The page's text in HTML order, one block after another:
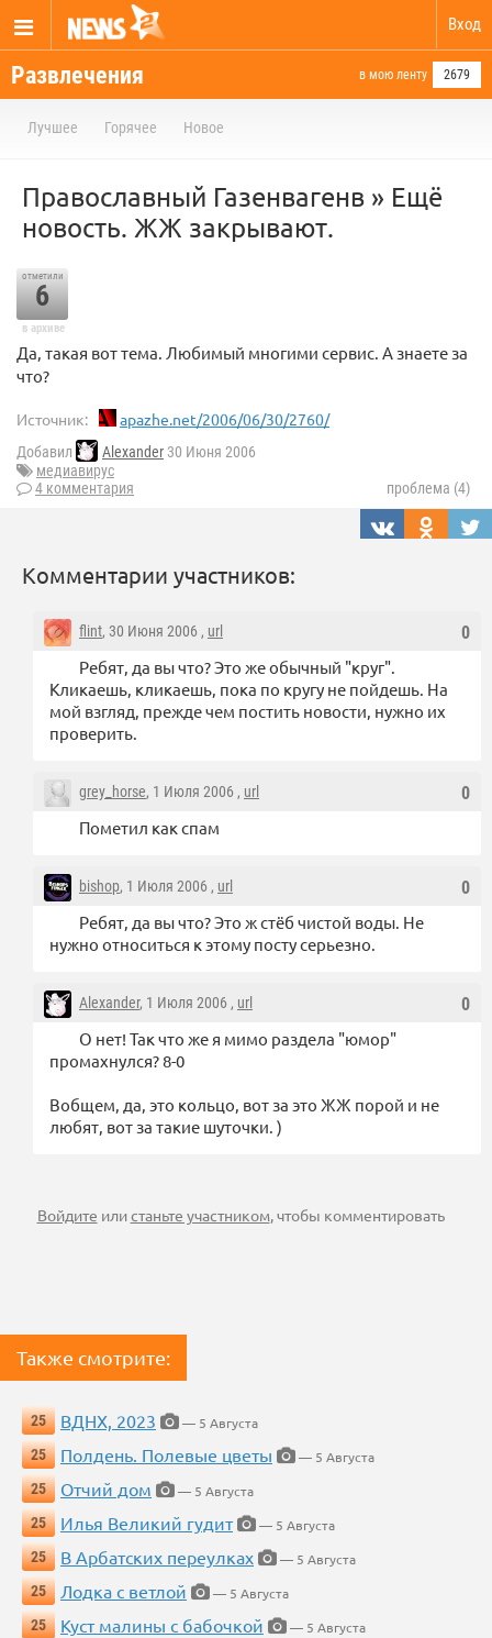
Вход
Развлечения в мою ленту 2679
Лучшее Горячее Новое
Православный Газенвагенв » Ещё
новость. ЖЖ закрывают.
отметили
6
в архиве
Да, такая вот тема. Любимый многими сервис. А знаете за
что?
Источник: apazhe.net/2006/06/30/2760/
Добавил Alexander 30 Июня 2006
медиавирус
4 комментария
проблема (4)
Комментарии участников:
0
flint, 30 Июня 2006 , url
Ребят, да вы что? Это же обычный "круг".
Кликаешь, кликаешь, пока по кругу не пойдешь. На
мой взгляд, прежде чем постить новости, нужно их
проверить.
0
grey_horse, 1 Июля 2006 , url
Пометил как спам
0
bishop, 1 Июля 2006 , url
Ребят, да вы что? Это ж стёб чистой воды. Не
нужно относиться к этому посту серьезно.
0
Alexander, 1 Июля 2006 , url
О нет! Так что же я мимо раздела "юмор"
промахнулся? 8-0
Вобщем, да, это кольцо, вот за это ЖЖ порой и не
любят, вот за такие шуточки. )
Войдите илистаньте участником, чтобы комментировать
Также смотрите:
25 ВДНХ, 2023
— 5 Августа
25
Полдень. Полевые цветы
— 5 Августа
25
Отчий дом
— 5 Августа
25
Илья Великий гудит
— 5 Августа
25
В Арбатских переулках
— 5 Августа
25
Лодка с ветлой
— 5 Августа
25
Куст малины с бабочкой
— 5 Августа